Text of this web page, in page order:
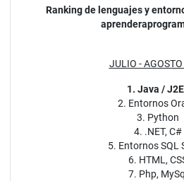
Ranking de lenguajes y
JULIO -
1. Java /
2. Entornos
3. Python
4. .NET, C#
5. Entornos SQL
6. HTML,
7. Php, MySql